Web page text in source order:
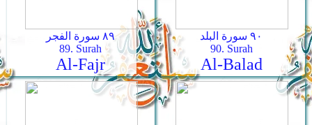
٨٩ سورة الفجر
89. Surah
Al-Fajr
٩٠ سورة البلد
90. Surah
Al-Balad